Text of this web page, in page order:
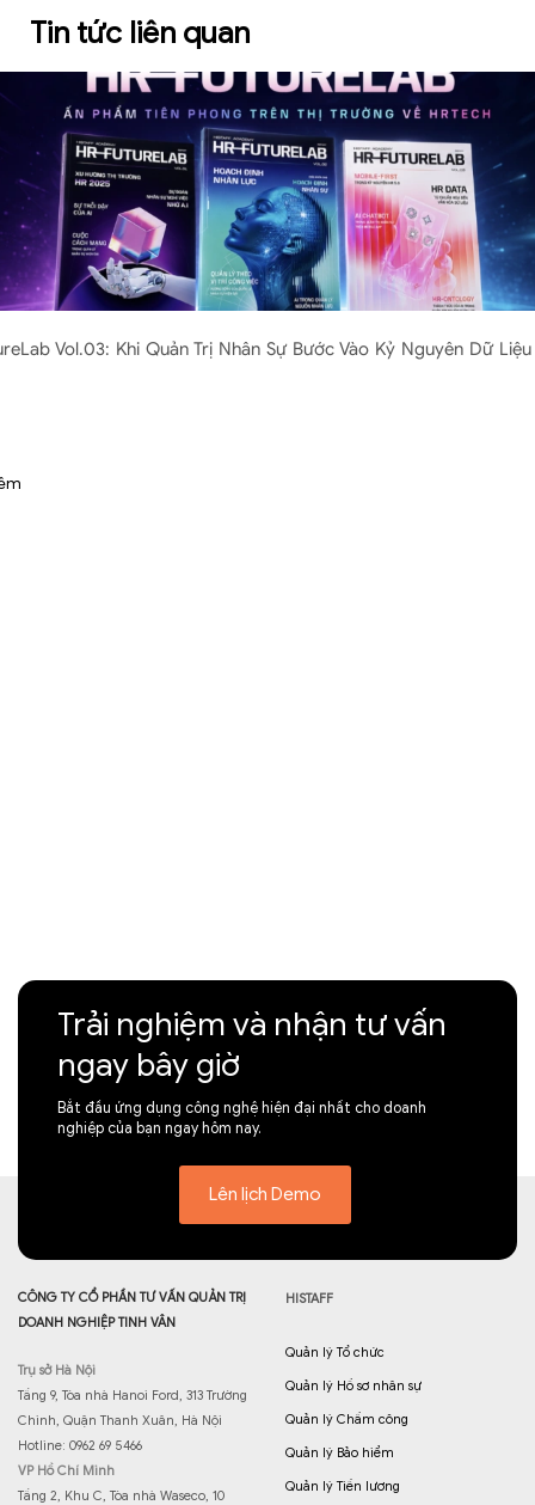
Tin tức liên quan
Vol.03: Khi Quản Trị Nhân Sự Bước Vào Kỷ Nguyên Dữ Liệu
Trải nghiệm và nhận tư vấn
ngay bây giờ
Bắt đầu ứng dụng công nghệ hiện đại nhất cho doanh
nghiệp của bạn ngay hôm nay.
Lên lịch Demo
CÔNG TY CỔ PHẦN TƯ VẤN QUẢN TRỊ
DOANH NGHIỆP TINH VÂN
Trụ sở Hà Nội
Tầng 9, Tòa nhà Hanoi Ford, 313 Trường
Chinh, Quận Thanh Xuân, Hà Nội
Hotline: 0962 69 5466
VP Hồ Chí Minh
Tầng 2, Khu C, Tòa nhà Waseco, 10
HISTAFF
Quản lý Tổ chức
Quản lý Hồ sơ nhân sự
Quản lý Chấm công
Quản lý Bảo hiểm
Quản lý Tiền lương